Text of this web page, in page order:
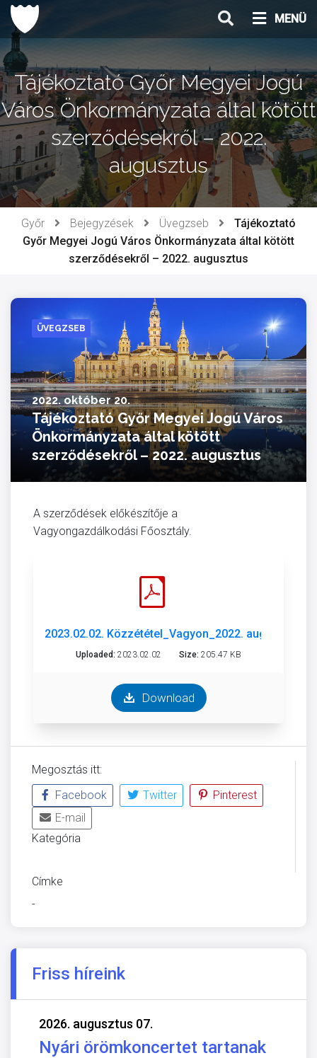
Ugrás
tartalomhoz
MENÜ
Tájékoztató Győr Megyei Jogú
Város Önkormányzata által kötött
szerződésekről – 2022.
augusztus
Győr Bejegyzések Üvegzseb
Tájékoztató
Győr Megyei Jogú Város Önkormányzata által kötött
szerződésekről – 2022. augusztus
ÜVEGZSEB
2022. október 20.
Tájékoztató Győr Megyei Jogú Város
Önkormányzata által kötött
szerződésekről – 2022. augusztus
A szerződések előkészítője a
Vagyongazdálkodási Főosztály.
2023.02.02. Közzététel_Vagyon_2022.
Uploaded: 2023.02.02 Size: 205.47 KB
Download
Megosztás itt:
Facebook
Twitter
Pinterest
E-mail
Kategória
Címke
-
Friss híreink
2026. augusztus 07.
Nyári örömkoncertet tartanak